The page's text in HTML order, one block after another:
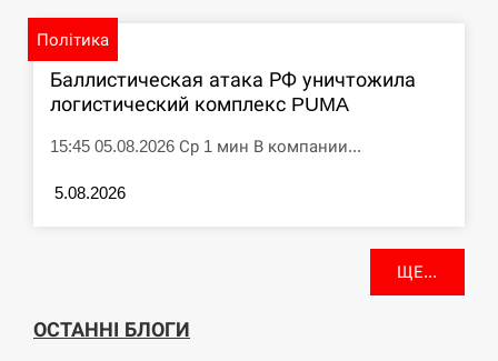
Політика
Баллистическая атака РФ уничтожила
логистический комплекс PUMA
15:45 05.08.2026 Ср 1 мин В компании...
5.08.2026
ЩЕ...
ОСТАННІ БЛОГИ